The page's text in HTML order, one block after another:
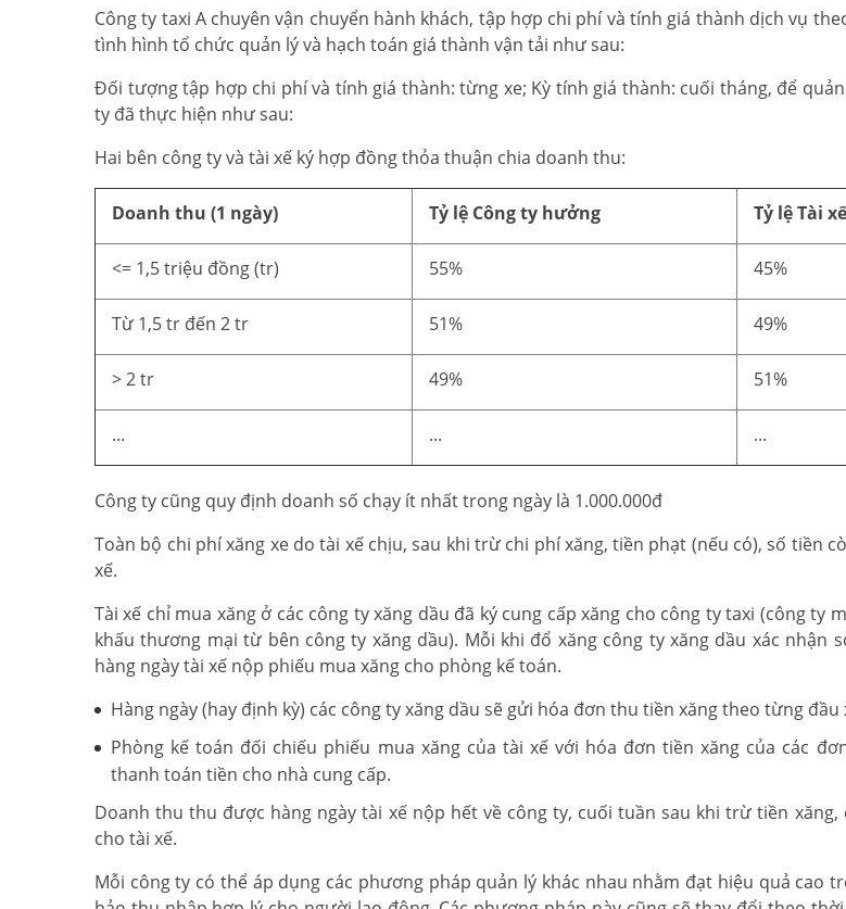
Công ty taxi A chuyên vận chuyển hành khách, tập hợp chi phí và tính giá thành dịch vụ
tình hình tổ chức quản lý và hạch toán giá thành vận tải như sau:
Đối tượng tập hợp chi phí và tính giá thành: từng xe; Kỳ tính giá thành: cuối tháng, để
ty đã thực hiện như sau:
Hai bên công ty và tài xế ký hợp đồng thỏa thuận chia doanh thu:
Doanh thu (1 ngày) Tỷ lệ Công ty hưởng Tỷ lệ Tài
<= 1,5 triệu đồng (tr) 55% 45%
Từ 1,5 tr đến 2 tr 51% 49%
> 2 tr 49% 51%
... ... ...
Công ty cũng quy định doanh số chạy ít nhất trong ngày là 1.000.000đ
Toàn bộ chi phí xăng xe do tài xế chịu, sau khi trừ chi phí xăng, tiền phạt (nếu có), số tiền
xế.
Tài xế chỉ mua xăng ở các công ty xăng dầu đã ký cung cấp xăng cho công ty taxi (công ty
khấu thương mại từ bên công ty xăng dầu). Mỗi khi đổ xăng công ty xăng dầu xác nhận
hàng ngày tài xế nộp phiếu mua xăng cho phòng kế toán.
Hàng ngày (hay định kỳ) các công ty xăng dầu sẽ gửi hóa đơn thu tiền xăng theo từng đầu
Phòng kế toán đối chiếu phiếu mua xăng của tài xế với hóa đơn tiền xăng của các
thanh toán tiền cho nhà cung cấp.
Doanh thu thu được hàng ngày tài xế nộp hết về công ty, cuối tuần sau khi trừ tiền
cho tài xế.
Mỗi công ty có thể áp dụng các phương pháp quản lý khác nhau nhằm đạt hiệu quả cao